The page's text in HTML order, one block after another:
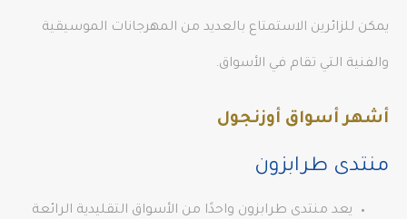
يمكن للزائرين الاستمتاع بالعديد من المهرجانات الموسيقية
والفنية التي تقام في الأسواق.
أشهر أسواق أوزنجول
منتدى طرابزون
يعد منتدى طرابزون واحدًا من الأسواق التقليدية الرائعة